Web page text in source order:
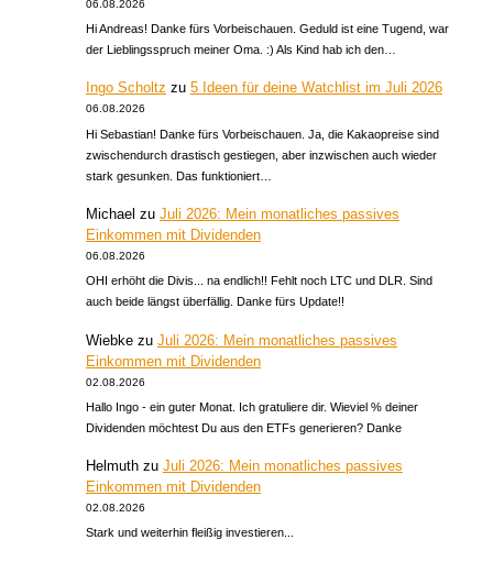
06.08.2026
Hi Andreas! Danke fürs Vorbeischauen. Geduld ist eine Tugend, war
der Lieblingsspruch meiner Oma. :) Als Kind hab ich den…
Ingo Scholtz zu 5 Ideen für deine Watchlist im Juli 2026
06.08.2026
Hi Sebastian! Danke fürs Vorbeischauen. Ja, die Kakaopreise sind
zwischendurch drastisch gestiegen, aber inzwischen auch wieder
stark gesunken. Das funktioniert…
Michael zu Juli 2026: Mein monatliches passives
Einkommen mit Dividenden
06.08.2026
OHI erhöht die Divis... na endlich!! Fehlt noch LTC und DLR. Sind
auch beide längst überfällig. Danke fürs Update!!
Wiebke zu Juli 2026: Mein monatliches passives
Einkommen mit Dividenden
02.08.2026
Hallo Ingo - ein guter Monat. Ich gratuliere dir. Wieviel % deiner
Dividenden möchtest Du aus den ETFs generieren? Danke
Helmuth zu Juli 2026: Mein monatliches passives
Einkommen mit Dividenden
02.08.2026
Stark und weiterhin fleißig investieren...